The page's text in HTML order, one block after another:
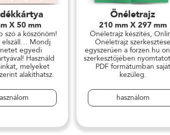
X 50 mm
szó a köszönöm!
elszáll… Mondj
egyedi
Használd
melyeket
alakíthatsz.
Önéletrajz
210 mm X 297 mm
Önéletrajz készítés,
Önéletrajz szerkesztése
egyszerűen a forzen.hu
szerkesztőjében
PDF formátumban saját
kezűleg.
használom